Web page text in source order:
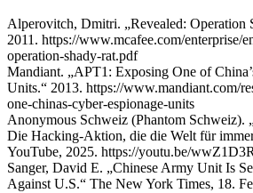
Alperovitch, Dmitri. „Revealed: Operation
2011. https://www.mcafee.com/enterprise/
operation-shady-rat.pdf
Mandiant. „APT1: Exposing One of
Units.“ 2013. https://www.mandiant.com/
one-chinas-cyber-espionage-units
Anonymous Schweiz (Phantom Schweiz).
Die Hacking-Aktion, die die Welt für
YouTube, 2025. https://youtu.be/
Sanger, David E. „Chinese Army Unit Is
Against U.S.“ The New York Times, 18.